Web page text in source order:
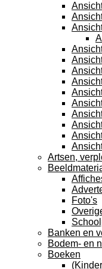
Artsen,
Foto's
Banken en
Bodem- en
Boeken